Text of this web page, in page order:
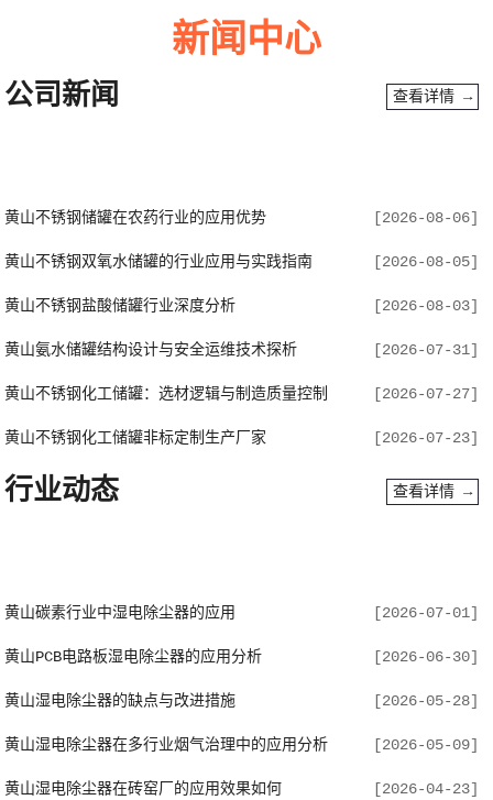
新闻中心
查看详情 →
公司新闻
黄山不锈钢储罐在农药行业的应用优势 [2026-08-06]
黄山不锈钢双氧水储罐的行业应用与实践指南 [2026-08-05]
黄山不锈钢盐酸储罐行业深度分析 [2026-08-03]
黄山氨水储罐结构设计与安全运维技术探析 [2026-07-31]
黄山不锈钢化工储罐：选材逻辑与制造质量控制 [2026-07-27]
黄山不锈钢化工储罐非标定制生产厂家 [2026-07-23]
查看详情 →
行业动态
黄山碳素行业中湿电除尘器的应用 [2026-07-01]
黄山PCB电路板湿电除尘器的应用分析 [2026-06-30]
黄山湿电除尘器的缺点与改进措施 [2026-05-28]
黄山湿电除尘器在多行业烟气治理中的应用分析 [2026-05-09]
黄山湿电除尘器在砖窑厂的应用效果如何 [2026-04-23]